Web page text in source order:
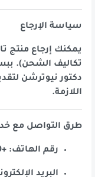
سياسة الإرجاع
يمكنك إرجاع منتج
تكاليف الشحن).
دكتور نيوترشن
اللازمة.
طرق التواصل مع
رقم الهاتف: +97142040700
البريد